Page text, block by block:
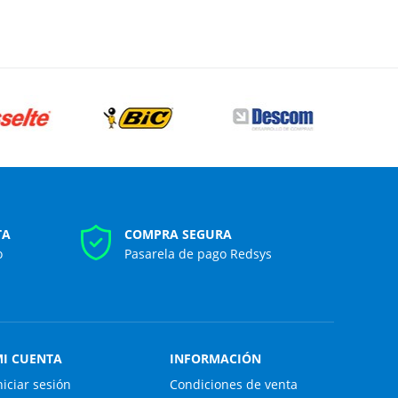
COMPRA SEGURA
Pasarela de pago Redsys
CUENTA
sesión
INFORMACIÓN
Condiciones de venta